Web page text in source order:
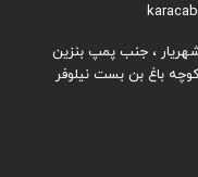
، جنب پمپ بنزین
باغ بن بست نیلوفر